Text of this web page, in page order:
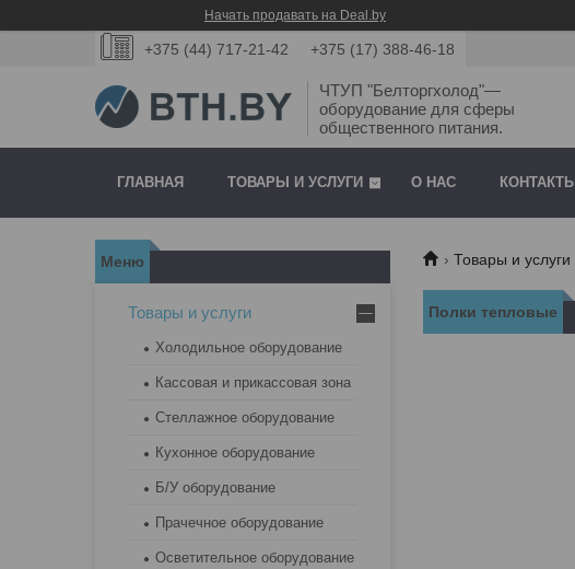
Начать продавать на Deal.by
+375 (44) 717-21-42 +375 (17) 388-46-18
ЧТУП "Белторгхолод"—
оборудование для сферы
общественного питания.
ГЛАВНАЯ ТОВАРЫ И УСЛУГИ О НАС КОНТАКТЫ
Товары и услуги
Полки тепловые
Товары и услуги
Холодильное оборудование
Кассовая и прикассовая зона
Стеллажное оборудование
Кухонное оборудование
Б/У оборудование
Прачечное оборудование
Осветительное оборудование